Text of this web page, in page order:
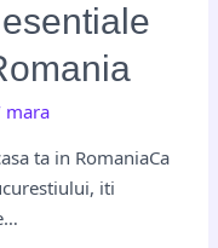
mara
ta in RomaniaCa
iti